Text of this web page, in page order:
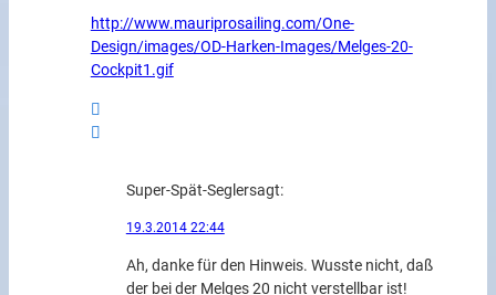
http://www.mauriprosailing.com/One-
Design/images/OD-Harken-Images/Melges-20-
Cockpit1.gif
Super-Spät-Seglersagt:
19.3.2014 22:44
Ah, danke für den Hinweis. Wusste nicht, daß
der bei der Melges 20 nicht verstellbar ist!